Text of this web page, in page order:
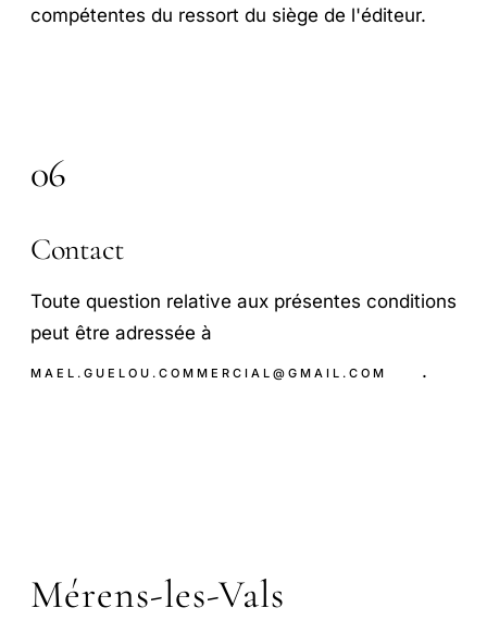
compétentes du ressort du siège de l'éditeur.
06
Contact
Toute question relative aux présentes conditions
peut être adressée à
MAEL.GUELOU.COMMERCIAL@GMAIL.COM .
Mérens-les-Vals